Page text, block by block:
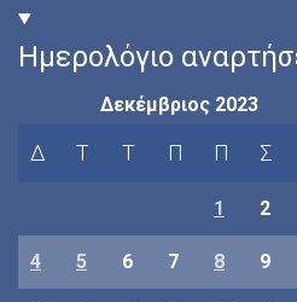
Ημερολόγιο
Δεκέμβριος 2023
Δ Τ Τ Π Π Σ
1 2
4 5 6 7 8 9